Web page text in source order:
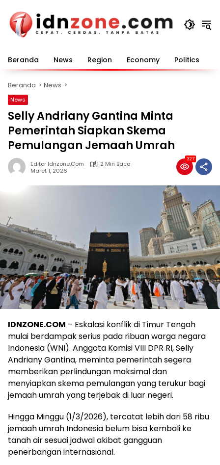
konten
Beranda News Region Economy Politics
Beranda News
News
Selly Andriany Gantina Minta
Pemerintah Siapkan Skema
Pemulangan Jemaah Umrah
Editor Idnzone.com
2 Min Baca
Maret 1, 2026
327
IDNZONE.COM – Eskalasi konflik di Timur Tengah
mulai berdampak serius pada ribuan warga negara
Indonesia (WNI). Anggota Komisi VIII DPR RI, Selly
Andriany Gantina, meminta pemerintah segera
memberikan perlindungan maksimal dan
menyiapkan skema pemulangan yang terukur bagi
jemaah umrah yang terjebak di luar negeri.
Hingga Minggu (1/3/2026), tercatat lebih dari 58 ribu
jemaah umrah Indonesia belum bisa kembali ke
tanah air sesuai jadwal akibat gangguan
penerbangan internasional.